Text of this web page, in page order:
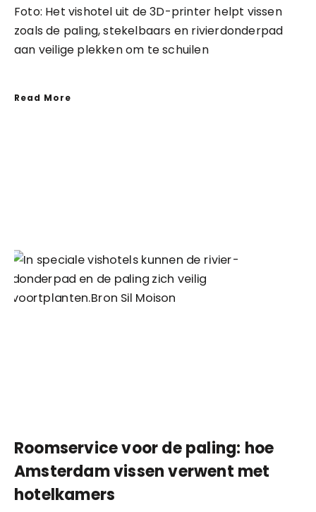
Foto: Het vishotel uit de 3D-printer helpt vissen
zoals de paling, stekelbaars en rivierdonderpad
aan veilige plekken om te schuilen
Read More
Roomservice voor de paling: hoe
Amsterdam vissen verwent met
hotelkamers